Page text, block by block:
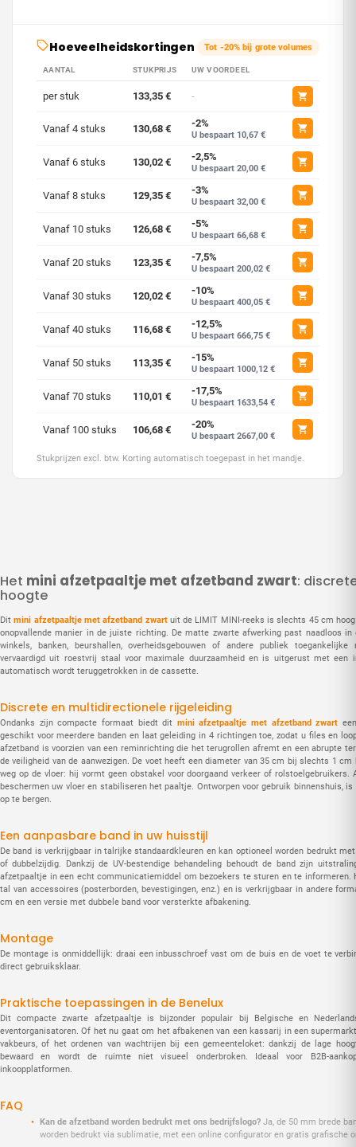
Het mini afzetpaaltje met afzetband zwart:
hoogte
Ditmini afzetpaaltje met afzetband zwartuit de LIMIT MINI-reeks is slechts 45 cm
onopvallende manier in de juiste richting. De matte zwarte afwerking past naadloos in
winkels, banken, beurshallen, overheidsgebouwen of andere publiek
vervaardigd uit roestvrij staal voor maximale duurzaamheid en is uitgerust met een
automatisch wordt teruggetrokken in de cassette.
Discrete en multidirectionele rijgeleiding
Ondanks zijn compacte formaat biedt dit mini afzetpaaltje met afzetband zwart
geschikt voor meerdere banden en laat geleiding in 4 richtingen toe, zodat u files en
afzetband is voorzien van een reminrichting die het terugrollen afremt en een abrupte
de veiligheid van de aanwezigen. De voet heeft een diameter van 35 cm bij slechts 1 cm
weg op de vloer: hij vormt geen obstakel voor doorgaand verkeer of rolstoelgebruikers.
beschermen uw vloer en stabiliseren het paaltje. Ontworpen voor gebruik binnenshuis,
op te bergen.
Een aanpasbare band in uw huisstijl
De band is verkrijgbaar in talrijke standaardkleuren en kan optioneel worden bedrukt
of dubbelzijdig. Dankzij de UV-bestendige behandeling behoudt de band zijn
afzetpaaltje in een echt communicatiemiddel om bezoekers te sturen en te
tal van accessoires (posterborden, bevestigingen, enz.) en is verkrijgbaar in andere
cm en een versie met dubbele band voor versterkte afbakening.
Montage
De montage is onmiddellijk: draai een inbusschroef vast om de buis en de voet te
direct gebruiksklaar.
Praktische toepassingen in de Benelux
Dit compacte zwarte afzetpaaltje is bijzonder populair bij Belgische en
eventorganisatoren. Of het nu gaat om het afbakenen van een kassarij in een
vakbeurs, of het ordenen van wachtrijen bij een gemeenteloket: dankzij de lage
bewaard en wordt de ruimte niet visueel onderbroken. Ideaal voor B2B-
inkoopplatformen.
FAQ
Kan de afzetband worden bedrukt met ons bedrijfslogo? Ja, de 50 mm brede
worden bedrukt via sublimatie, met een online configurator en gratis grafische
Hoeveelheidskortingen Tot -20% bij grote volumes
AANTAL STUKPRIJS UW VOORDEEL
per stuk 133,35 € -
Vanaf 4 stuks 130,68 € -2%
U bespaart 10,67 €
Vanaf 6 stuks 130,02 € -2,5%
U bespaart 20,00 €
Vanaf 8 stuks 129,35 € -3%
U bespaart 32,00 €
Vanaf 10 stuks 126,68 € -5%
U bespaart 66,68 €
Vanaf 20 stuks 123,35 € -7,5%
U bespaart 200,02 €
Vanaf 30 stuks 120,02 € -10%
U bespaart 400,05 €
Vanaf 40 stuks 116,68 € -12,5%
U bespaart 666,75 €
Vanaf 50 stuks 113,35 € -15%
U bespaart 1000,12 €
Vanaf 70 stuks 110,01 € -17,5%
U bespaart 1633,54 €
Vanaf 100 stuks 106,68 € -20%
U bespaart 2667,00 €
Stukprijzen excl. btw. Korting automatisch toegepast in het mandje.